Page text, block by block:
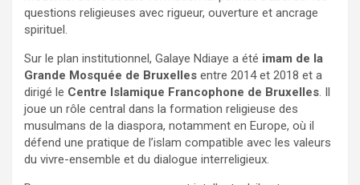
questions religieuses avec rigueur, ouverture et ancrage
spirituel.
Sur le plan institutionnel, Galaye Ndiaye a été imam de la
Grande Mosquée de Bruxelles entre 2014 et 2018 et a
dirigé le Centre Islamique Francophone de Bruxelles. Il
joue un rôle central dans la formation religieuse des
musulmans de la diaspora, notamment en Europe, où il
défend une pratique de l’islam compatible avec les valeurs
du vivre-ensemble et du dialogue interreligieux.